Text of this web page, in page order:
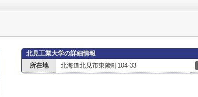
北見工業大学の詳細情報
所在地
北海道北見市東陵町104-33